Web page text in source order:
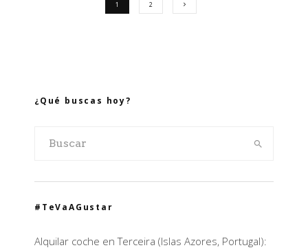
1 2
¿Qué buscas hoy?
#TeVaAGustar
Alquilar coche en Terceira (Islas Azores, Portugal):